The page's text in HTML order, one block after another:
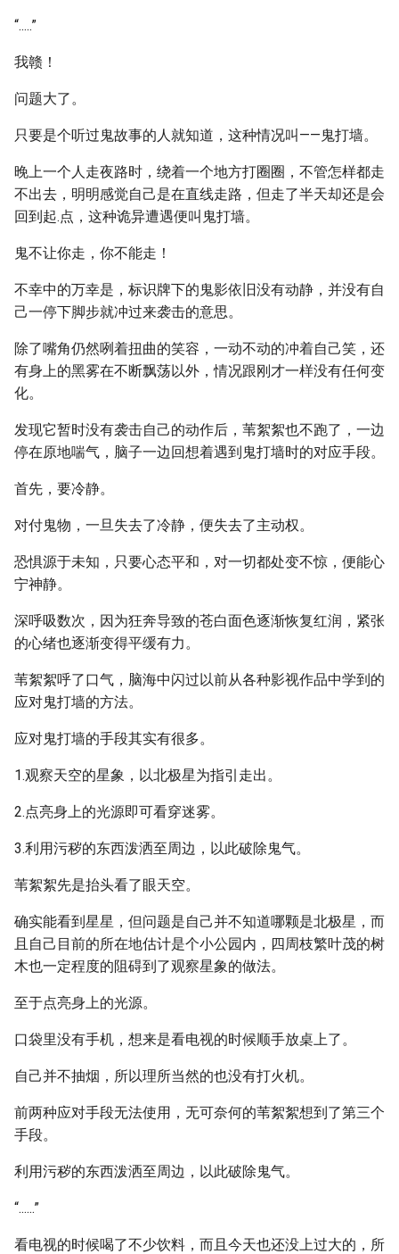
“.....”
我赣！
问题大了。
只要是个听过鬼故事的人就知道，这种情况叫——鬼打墙。
晚上一个人走夜路时，绕着一个地方打圈圈，不管怎样都走
不出去，明明感觉自己是在直线走路，但走了半天却还是会
回到起.点，这种诡异遭遇便叫鬼打墙。
鬼不让你走，你不能走！
不幸中的万幸是，标识牌下的鬼影依旧没有动静，并没有自
己一停下脚步就冲过来袭击的意思。
除了嘴角仍然咧着扭曲的笑容，一动不动的冲着自己笑，还
有身上的黑雾在不断飘荡以外，情况跟刚才一样没有任何变
化。
发现它暂时没有袭击自己的动作后，苇絮絮也不跑了，一边
停在原地喘气，脑子一边回想着遇到鬼打墙时的对应手段。
首先，要冷静。
对付鬼物，一旦失去了冷静，便失去了主动权。
恐惧源于未知，只要心态平和，对一切都处变不惊，便能心
宁神静。
深呼吸数次，因为狂奔导致的苍白面色逐渐恢复红润，紧张
的心绪也逐渐变得平缓有力。
苇絮絮呼了口气，脑海中闪过以前从各种影视作品中学到的
应对鬼打墙的方法。
应对鬼打墙的手段其实有很多。
1.观察天空的星象，以北极星为指引走出。
2.点亮身上的光源即可看穿迷雾。
3.利用污秽的东西泼洒至周边，以此破除鬼气。
苇絮絮先是抬头看了眼天空。
确实能看到星星，但问题是自己并不知道哪颗是北极星，而
且自己目前的所在地估计是个小公园内，四周枝繁叶茂的树
木也一定程度的阻碍到了观察星象的做法。
至于点亮身上的光源。
口袋里没有手机，想来是看电视的时候顺手放桌上了。
自己并不抽烟，所以理所当然的也没有打火机。
前两种应对手段无法使用，无可奈何的苇絮絮想到了第三个
手段。
利用污秽的东西泼洒至周边，以此破除鬼气。
“......”
看电视的时候喝了不少饮料，而且今天也还没上过大的，所